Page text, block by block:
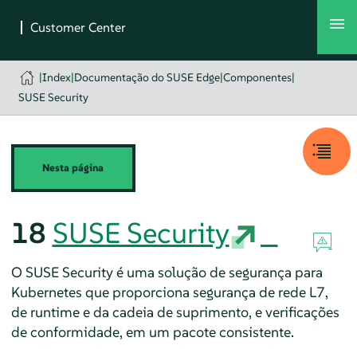
|Index|Documentação do SUSE Edge|Componentes|
SUSE Security
Nesta página
18 SUSE Security
O SUSE Security é uma solução de segurança para
Kubernetes que proporciona segurança de rede L7,
de runtime e da cadeia de suprimento, e verificações
de conformidade, em um pacote consistente.